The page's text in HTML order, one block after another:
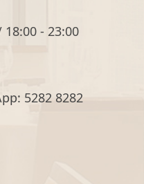
18:00 - 23:00
5282 8282